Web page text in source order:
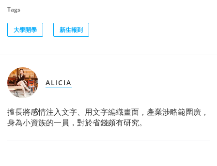
Tags
大學開學 新生報到
ALICIA
擅長將感情注入文字、用文字編織畫面，產業涉略範圍廣，
身為小資族的一員，對於省錢頗有研究。